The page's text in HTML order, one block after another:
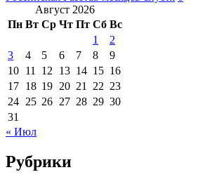
Август 2026
Пн Вт Ср Чт Пт Сб Вс
1
2
3
4 5 6 7 8
9
10 11 12 13 14 15 16
17 18 19 20 21 22 23
24 25 26 27 28 29 30
31
« Июл
Рубрики